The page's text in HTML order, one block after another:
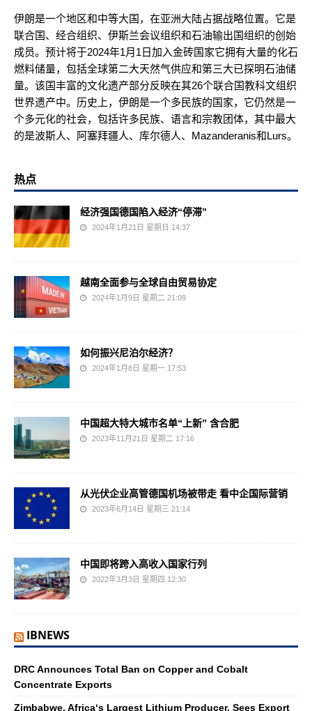
伊朗是一个地区和中等大国，在亚洲大陆占据战略位置。它是
联合国、经合组织、伊斯兰会议组织和石油输出国组织的创始
成员。预计将于2024年1月1日加入金砖国家它拥有大量的化石
燃料储量，包括全球第二大天然气供应和第三大已探明石油储
量。该国丰富的文化遗产部分反映在其26个联合国教科文组织
世界遗产中。历史上，伊朗是一个多民族的国家，它仍然是一
个多元化的社会，包括许多民族、语言和宗教团体，其中最大
的是波斯人、阿塞拜疆人、库尔德人、Mazanderanis和Lurs。
热点
经济强国德国陷入经济“停滞”
2024年1月21日 星期日 14:37
越南全面参与全球自由贸易协定
2024年1月9日 星期二 21:09
如何振兴尼泊尔经济？
2024年1月8日 星期一 17:53
中国超大特大城市名单“上新” 含合肥
2023年11月21日 星期二 17:16
从光伏企业高管德国机场被带走 看中企国际营销
2023年6月14日 星期三 21:14
中国即将跨入高收入国家行列
2022年3月3日 星期四 12:30
IBNEWS
DRC Announces Total Ban on Copper and Cobalt
Concentrate Exports
Zimbabwe, Africa‘s Largest Lithium Producer, Sees Export